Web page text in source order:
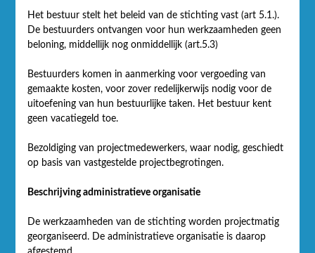
Het bestuur stelt het beleid van de stichting vast (art 5.1.).
De bestuurders ontvangen voor hun werkzaamheden geen
beloning, middellijk nog onmiddellijk (art.5.3)
Bestuurders komen in aanmerking voor vergoeding van
gemaakte kosten, voor zover redelijkerwijs nodig voor de
uitoefening van hun bestuurlijke taken. Het bestuur kent
geen vacatiegeld toe.
Bezoldiging van projectmedewerkers, waar nodig, geschiedt
op basis van vastgestelde projectbegrotingen.
Beschrijving administratieve organisatie
De werkzaamheden van de stichting worden projectmatig
georganiseerd. De administratieve organisatie is daarop